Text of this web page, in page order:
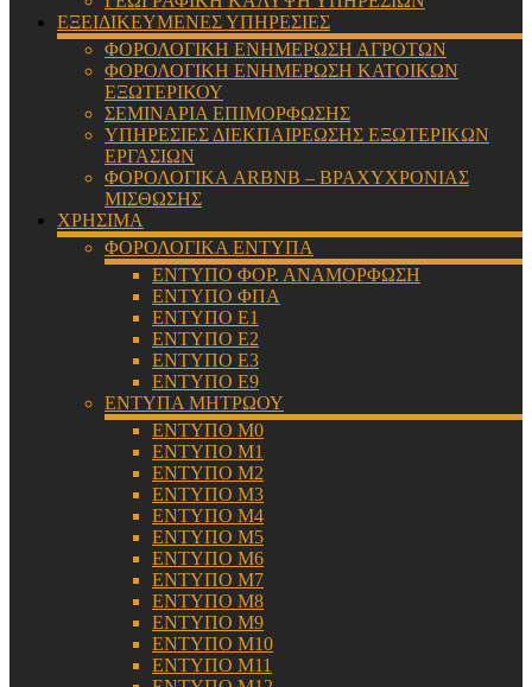
ΕΞΕΙΔΙΚΕΥΜΕΝΕΣ ΥΠΗΡΕΣΙΕΣ
ΦΟΡΟΛΟΓΙΚΗ ΕΝΗΜΕΡΩΣΗ ΑΓΡΟΤΩΝ
ΦΟΡΟΛΟΓΙΚΗ ΕΝΗΜΕΡΩΣΗ ΚΑΤΟΙΚΩΝ
ΕΞΩΤΕΡΙΚΟΥ
ΣΕΜΙΝΑΡΙΑ ΕΠΙΜΟΡΦΩΣΗΣ
ΥΠΗΡΕΣΙΕΣ ΔΙΕΚΠΑΙΡΕΩΣΗΣ ΕΞΩΤΕΡΙΚΩΝ
ΕΡΓΑΣΙΩΝ
ΦΟΡΟΛΟΓΙΚΑ ARBNB – ΒΡΑΧΥΧΡΟΝΙΑΣ
ΜΙΣΘΩΣΗΣ
ΧΡΗΣΙΜΑ
ΦΟΡΟΛΟΓΙΚΑ ΕΝΤΥΠΑ
ΕΝΤΥΠΟ ΦΟΡ. ΑΝΑΜΟΡΦΩΣΗ
ΕΝΤΥΠΟ ΦΠΑ
ΕΝΤΥΠΟ Ε1
ΕΝΤΥΠΟ Ε2
ΕΝΤΥΠΟ Ε3
ΕΝΤΥΠΟ Ε9
ΕΝΤΥΠΑ ΜΗΤΡΩΟΥ
ΕΝΤΥΠΟ Μ0
ΕΝΤΥΠΟ Μ1
ΕΝΤΥΠΟ Μ2
ΕΝΤΥΠΟ Μ3
ΕΝΤΥΠΟ Μ4
ΕΝΤΥΠΟ Μ5
ΕΝΤΥΠΟ Μ6
ΕΝΤΥΠΟ Μ7
ΕΝΤΥΠΟ Μ8
ΕΝΤΥΠΟ Μ9
ΕΝΤΥΠΟ Μ10
ΕΝΤΥΠΟ Μ11